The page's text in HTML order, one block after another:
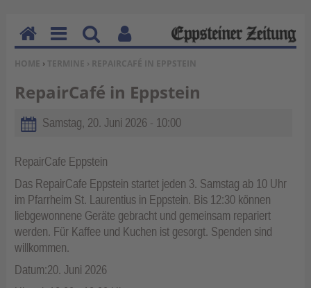
SIE BEFINDEN SICH HIER:
HOME › TERMINE › REPAIRCAFÉ IN EPPSTEIN
RepairCafé in Eppstein
Samstag, 20. Juni 2026 - 10:00
RepairCafe Eppstein
Das RepairCafe Eppstein startet jeden 3. Samstag ab 10 Uhr
im Pfarrheim St. Laurentius in Eppstein. Bis 12:30 können
liebgewonnene Geräte gebracht und gemeinsam repariert
werden. Für Kaffee und Kuchen ist gesorgt. Spenden sind
willkommen.
Datum:20. Juni 2026
H
o
m
e
M
en
u
Su
ch
en
Be
nu
tz
erf
un